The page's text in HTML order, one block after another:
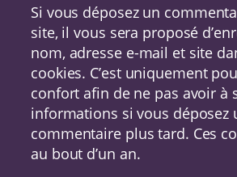
Si vous déposez un
site, il vous sera proposé
nom, adresse e-mail et site
cookies. C’est uniquement
confort afin de ne pas avoir à
informations si vous déposez
commentaire plus tard. Ces
au bout d’un an.